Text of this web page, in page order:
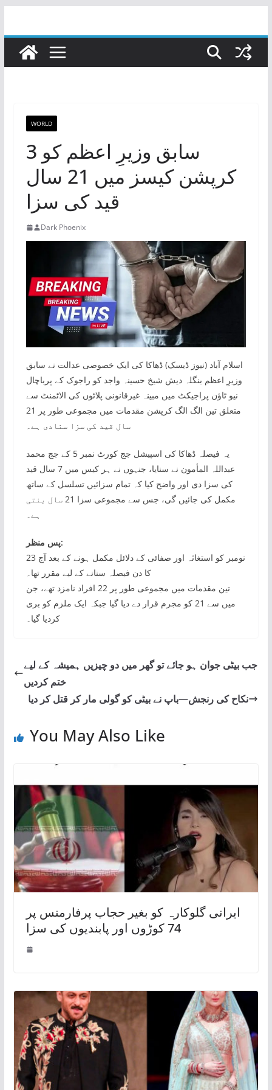
content
WORLD
سابق وزیرِ اعظم کو 3
کرپشن کیسز میں 21 سال
قید کی سزا
Dark Phoenix
اسلام آباد (نیوز ڈیسک) ڈھاکا کی ایک خصوصی عدالت نے سابق
وزیرِ اعظم بنگلہ دیش شیخ حسینہ واجد کو راجوک کے پرباچال
نیو ٹاؤن پراجیکٹ میں مبینہ غیرقانونی پلاٹوں کی الاٹمنٹ سے
متعلق تین الگ الگ کرپشن مقدمات میں مجموعی طور پر 21
سال قید کی سزا سنادی ہے۔
یہ فیصلہ ڈھاکا کی اسپیشل جج کورٹ نمبر 5 کے جج محمد
عبداللہ المأمون نے سنایا، جنہوں نے ہر کیس میں 7 سال قید
کی سزا دی اور واضح کیا کہ تمام سزائیں تسلسل کے ساتھ
مکمل کی جائیں گی، جس سے مجموعی سزا 21 سال بنتی
ہے۔
پس منظر:
23 نومبر کو استغاثہ اور صفائی کے دلائل مکمل ہونے کے بعد آج
کا دن فیصلہ سنانے کے لیے مقرر تھا۔
تین مقدمات میں مجموعی طور پر 22 افراد نامزد تھے، جن
میں سے 21 کو مجرم قرار دے دیا گیا جبکہ ایک ملزم کو بری
کردیا گیا۔
جب بیٹی جوان ہو جائے تو گھر میں دو چیزیں ہمیشہ کے لیے
ختم کردیں
نکاح کی رنجش—باپ نے بیٹی کو گولی مار کر قتل کر دیا
You May Also Like
ایرانی گلوکارہ کو بغیر حجاب پرفارمنس پر
74 کوڑوں اور پابندیوں کی سزا